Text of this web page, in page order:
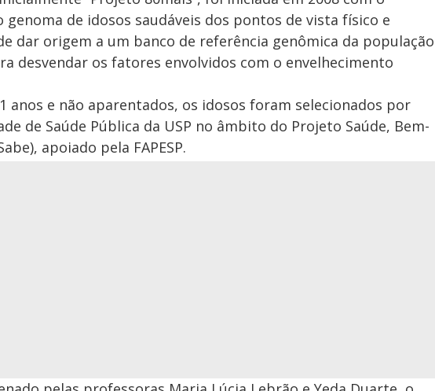
de idosos saudáveis dos pontos de vista físico e
dar origem a um banco de referência genômica da população
desvendar os fatores envolvidos com o envelhecimento
anos e não aparentados, os idosos foram selecionados por
de Saúde Pública da USP no âmbito do Projeto Saúde, Bem-
apoiado pela FAPESP.